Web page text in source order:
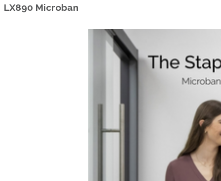
LX890 Microban